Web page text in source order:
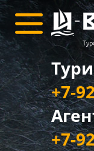
+7-
+7-